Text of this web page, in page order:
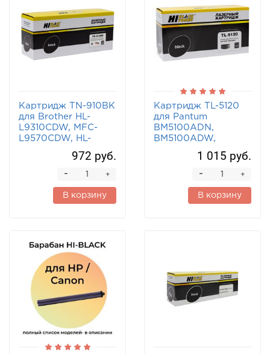
Картридж TN-910BK
для Brother HL-
L9310CDW, MFC-
L9570CDW, HL-
Hi-Black черный972 руб.
+
-
В корзину
Картридж TL-5120
для Pantum
BM5100ADN,
BM5100ADW,
BM5100FDN 3K Hi-
1 015 руб.
+
-
В корзину